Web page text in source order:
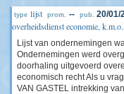
type lijst prom. -- pub. 20/01/
overheidsdienst economie,
Lijst van ondernemingen
Ondernemingen werd
doorhaling uitgevoerd
economisch recht Als u
VAN GASTEL intrekking